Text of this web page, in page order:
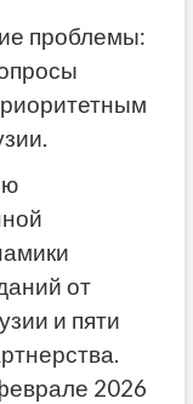
проблемы:
от
и пяти
2026